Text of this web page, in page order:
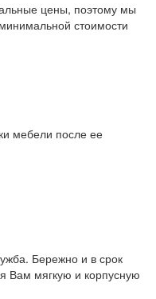
цены, поэтому мы
стоимости
мебели после ее
Бережно и в срок
Вам мягкую и корпусную